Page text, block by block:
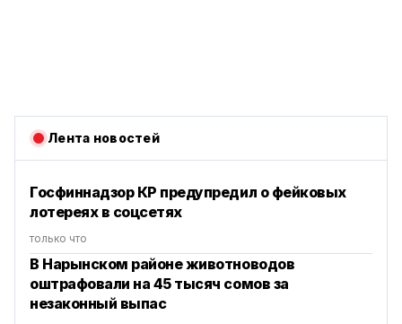
Лента новостей
Госфиннадзор КР предупредил о фейковых
лотереях в соцсетях
только что
В Нарынском районе животноводов
оштрафовали на 45 тысяч сомов за
незаконный выпас